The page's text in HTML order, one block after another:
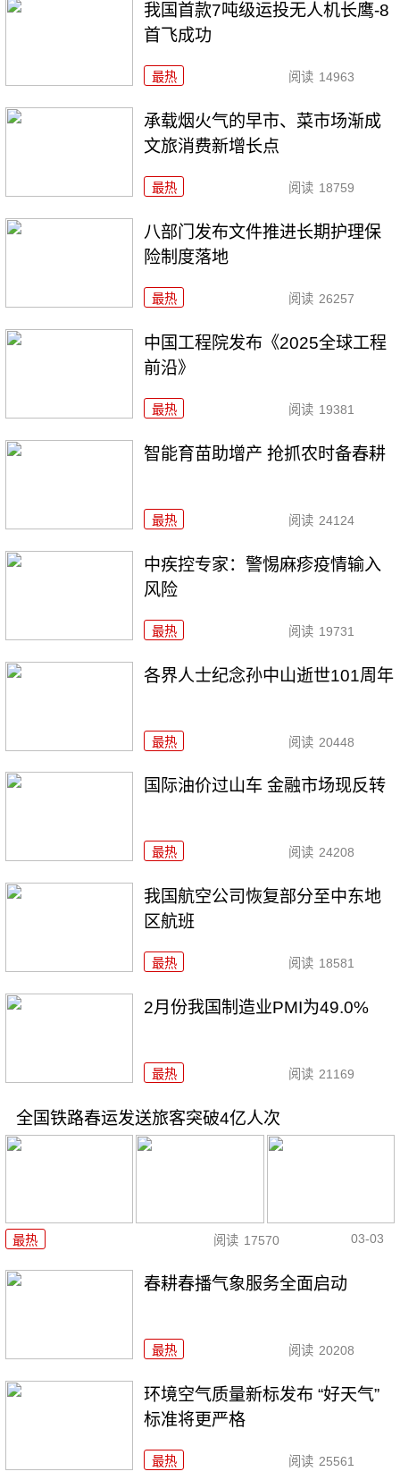
我国首款7吨级运投无人机长鹰-8
首飞成功
最热 阅读 14963
承载烟火气的早市、菜市场渐成
文旅消费新增长点
最热 阅读 18759
八部门发布文件推进长期护理保
险制度落地
最热 阅读 26257
中国工程院发布《2025全球工程
前沿》
最热 阅读 19381
智能育苗助增产 抢抓农时备春耕
最热 阅读 24124
中疾控专家：警惕麻疹疫情输入
风险
最热 阅读 19731
各界人士纪念孙中山逝世101周年
最热 阅读 20448
国际油价过山车 金融市场现反转
最热 阅读 24208
我国航空公司恢复部分至中东地
区航班
最热 阅读 18581
2月份我国制造业PMI为49.0%
最热 阅读 21169
全国铁路春运发送旅客突破4亿人次
最热 阅读 17570 03-03
春耕春播气象服务全面启动
最热 阅读 20208
环境空气质量新标发布 “好天气”
标准将更严格
最热 阅读 25561